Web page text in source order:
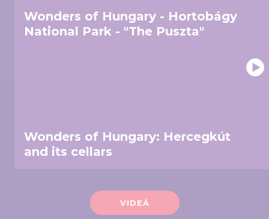
Wonders of Hungary - Hortobágy
National Park - "The Puszta"
Wonders of Hungary: Hercegkút
and its cellars
VIDEÁ